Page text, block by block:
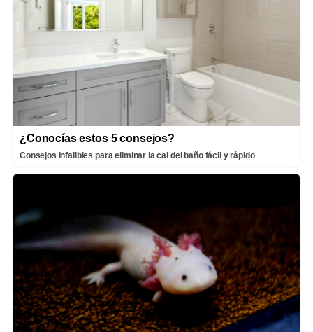
¿Conocías estos 5 consejos?
Consejos infalibles para eliminar la cal del baño fácil y rápido